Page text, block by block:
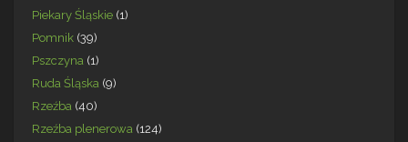
Piekary Śląskie (1)
Pomnik (39)
Pszczyna (1)
Ruda Śląska (9)
Rzeźba (40)
Rzeźba plenerowa (124)